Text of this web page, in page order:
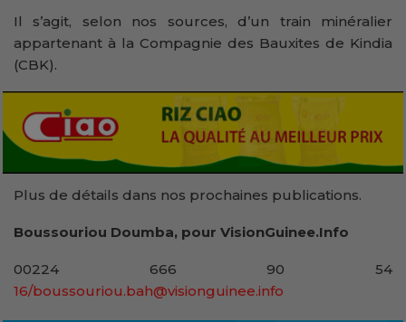
Il s’agit, selon nos sources, d’un train minéralier
appartenant à la Compagnie des Bauxites de Kindia
(CBK).
Plus de détails dans nos prochaines publications.
Boussouriou Doumba, pour VisionGuinee.Info
00224 666 90 54
16/boussouriou.bah@visionguinee.info